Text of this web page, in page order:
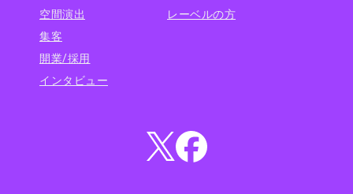
空間演出
集客
開業/採用
インタビュー
レーベルの方